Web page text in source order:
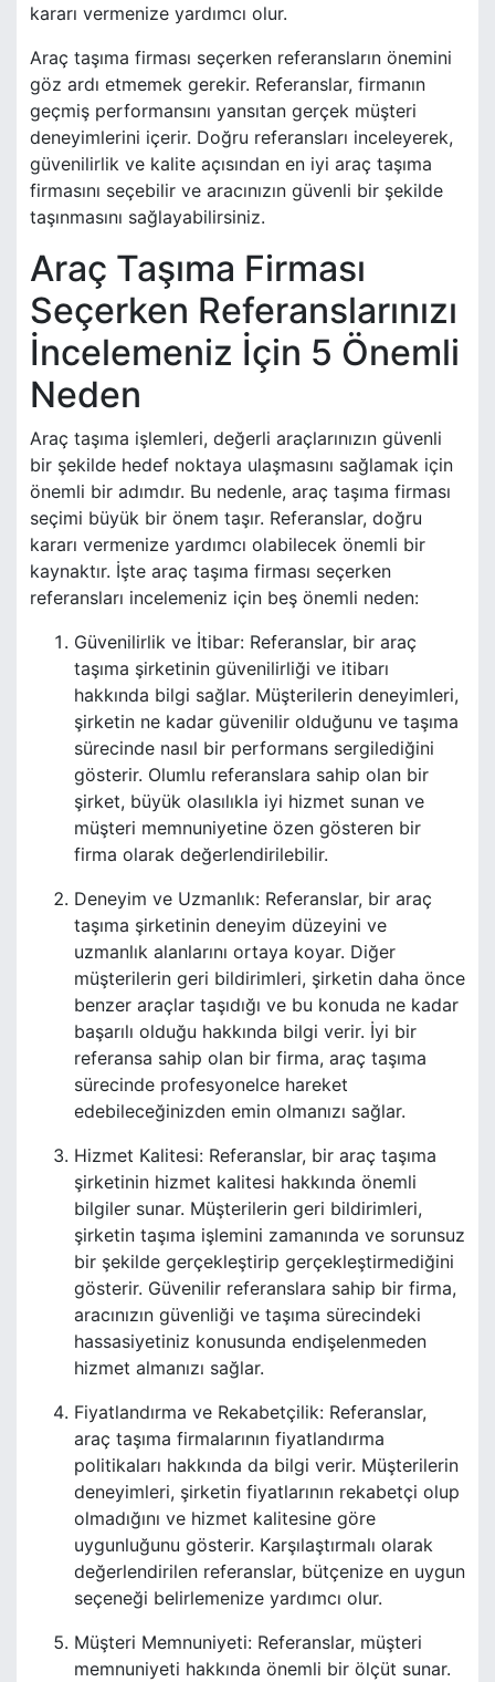
kararı vermenize yardımcı olur.
Araç taşıma firması seçerken referansların önemini
göz ardı etmemek gerekir. Referanslar, firmanın
geçmiş performansını yansıtan gerçek müşteri
deneyimlerini içerir. Doğru referansları inceleyerek,
güvenilirlik ve kalite açısından en iyi araç taşıma
firmasını seçebilir ve aracınızın güvenli bir şekilde
taşınmasını sağlayabilirsiniz.
Araç Taşıma Firması
Seçerken Referanslarınızı
İncelemeniz İçin 5 Önemli
Neden
Araç taşıma işlemleri, değerli araçlarınızın güvenli
bir şekilde hedef noktaya ulaşmasını sağlamak için
önemli bir adımdır. Bu nedenle, araç taşıma firması
seçimi büyük bir önem taşır. Referanslar, doğru
kararı vermenize yardımcı olabilecek önemli bir
kaynaktır. İşte araç taşıma firması seçerken
referansları incelemeniz için beş önemli neden:
Güvenilirlik ve İtibar: Referanslar, bir araç
taşıma şirketinin güvenilirliği ve itibarı
hakkında bilgi sağlar. Müşterilerin deneyimleri,
şirketin ne kadar güvenilir olduğunu ve taşıma
sürecinde nasıl bir performans sergilediğini
gösterir. Olumlu referanslara sahip olan bir
şirket, büyük olasılıkla iyi hizmet sunan ve
müşteri memnuniyetine özen gösteren bir
firma olarak değerlendirilebilir.
Deneyim ve Uzmanlık: Referanslar, bir araç
taşıma şirketinin deneyim düzeyini ve
uzmanlık alanlarını ortaya koyar. Diğer
müşterilerin geri bildirimleri, şirketin daha önce
benzer araçlar taşıdığı ve bu konuda ne kadar
başarılı olduğu hakkında bilgi verir. İyi bir
referansa sahip olan bir firma, araç taşıma
sürecinde profesyonelce hareket
edebileceğinizden emin olmanızı sağlar.
Hizmet Kalitesi: Referanslar, bir araç taşıma
şirketinin hizmet kalitesi hakkında önemli
bilgiler sunar. Müşterilerin geri bildirimleri,
şirketin taşıma işlemini zamanında ve sorunsuz
bir şekilde gerçekleştirip gerçekleştirmediğini
gösterir. Güvenilir referanslara sahip bir firma,
aracınızın güvenliği ve taşıma sürecindeki
hassasiyetiniz konusunda endişelenmeden
hizmet almanızı sağlar.
Fiyatlandırma ve Rekabetçilik: Referanslar,
araç taşıma firmalarının fiyatlandırma
politikaları hakkında da bilgi verir. Müşterilerin
deneyimleri, şirketin fiyatlarının rekabetçi olup
olmadığını ve hizmet kalitesine göre
uygunluğunu gösterir. Karşılaştırmalı olarak
değerlendirilen referanslar, bütçenize en uygun
seçeneği belirlemenize yardımcı olur.
Müşteri Memnuniyeti: Referanslar, müşteri
memnuniyeti hakkında önemli bir ölçüt sunar.